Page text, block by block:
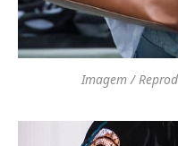
Imagem /